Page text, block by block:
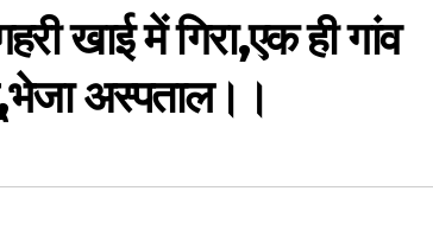
खाई में गिरा,एक ही गांव
अस्पताल।।